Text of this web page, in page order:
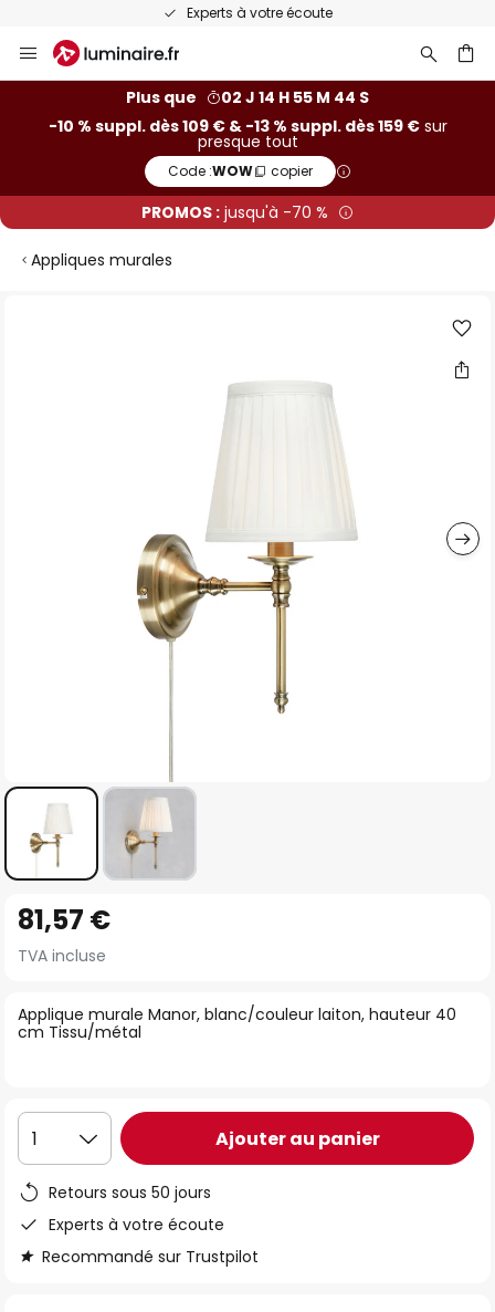
Experts à votre écoute
Allez
au
Plus que
02 J 14 H 55 M 44 S
-10 % suppl. dès 109 € & -13 % suppl. dès 159 €sur
presque tout
Code :WOW copier
PROMOS : jusqu'à -70 %
Appliques murales
to
the
of
the
Applique murale Manor, blanc/couleur laiton, hauteur 40
cm Tissu/métal
81,57 €
TVA incluse
1 Ajouter au panier
Retours sous 50 jours
Experts à votre écoute
Recommandé sur Trustpilot